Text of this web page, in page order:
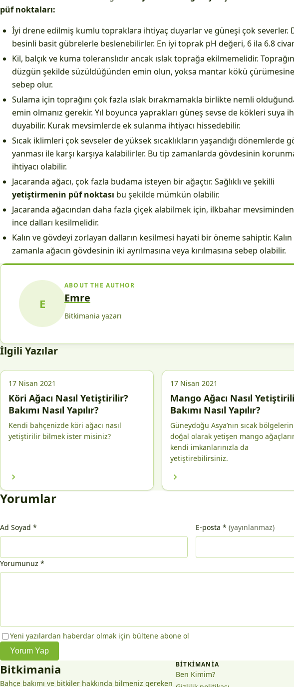
püf noktaları:
İyi drene edilmiş kumlu topraklara ihtiyaç duyarlar ve güneşi çok severler.
besinli basit gübrelerle beslenebilirler. En iyi toprak pH değeri, 6 ila 6.8
Kil, balçık ve kuma toleranslıdır ancak ıslak toprağa ekilmemelidir. Toprağın
düzgün şekilde süzüldüğünden emin olun, yoksa mantar kökü çürümesine
sebep olur.
Sulama için toprağını çok fazla ıslak bırakmamakla birlikte nemli
emin olmanız gerekir. Yıl boyunca yaprakları güneş sevse de kökleri suya
duyabilir. Kurak mevsimlerde ek sulanma ihtiyacı hissedebilir.
Sıcak iklimleri çok sevseler de yüksek sıcaklıkların yaşandığı dönemlerde
yanması ile karşı karşıya kalabilirler. Bu tip zamanlarda gövdesinin
ihtiyacı olabilir.
Jacaranda ağacı, çok fazla budama isteyen bir ağaçtır. Sağlıklı ve şekilli
yetiştirmenin püf noktası bu şekilde mümkün olabilir.
Jacaranda ağacından daha fazla çiçek alabilmek için, ilkbahar
ince dalları kesilmelidir.
Kalın ve gövdeyi zorlayan dalların kesilmesi hayati bir öneme sahiptir.
zamanla ağacın gövdesinin iki ayrılmasına veya kırılmasına sebep olabilir.
E
ABOUT THE AUTHOR
Emre
Bitkimania yazarı
İlgili Yazılar
17 Nisan 2021
Köri Ağacı Nasıl Yetiştirilir?
Bakımı Nasıl Yapılır?
Kendi bahçenizde köri ağacı nasıl
yetiştirilir bilmek ister misiniz?
17 Nisan 2021
Mango Ağacı Nasıl
Bakımı Nasıl Yapılır?
Güneydoğu Asya’nın sıcak
doğal olarak yetişen mango
kendi imkanlarınızla da
yetiştirebilirsiniz.
Yorumlar
Ad Soyad * E-posta * (yayınlanmaz)
Yorumunuz *
Yeni yazılardan haberdar olmak için bültene abone ol
Yorum Yap
Bitkimania
Bahçe bakımı ve bitkiler hakkında bilmeniz gereken
BITKIMANIA
Ben Kimim?